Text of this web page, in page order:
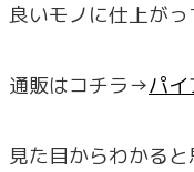
良いモノに仕上がっ
通販はコチラ→パ
見た目からわかる